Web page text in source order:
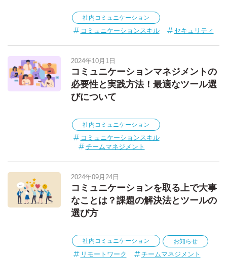
社内コミュニケーション
コミュニケーションスキル セキュリティ
2024年10月1日
コミュニケーションマネジメントの
必要性と実践方法！最適なツール選
びについて
社内コミュニケーション
コミュニケーションスキル
チームマネジメント
2024年09月24日
コミュニケーションを取る上で大事
なことは？課題の解決法とツールの
選び方
社内コミュニケーション お知らせ
リモートワーク チームマネジメント